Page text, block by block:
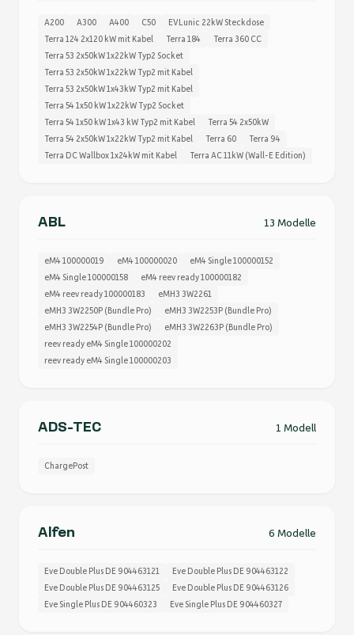
A200 A300 A400 C50
EVLunic 22kW Steckdose
Terra 124 2x120 kW mit Kabel
Terra 184
Terra 360 CC
Terra 53 2x50kW 1x22kW Typ2 Socket
Terra 53 2x50kW 1x22kW Typ2 mit Kabel
Terra 53 2x50kW 1x43kW Typ2 mit Kabel
Terra 54 1x50 kW 1x22kW Typ2 Socket
Terra 54 1x50 kW 1x43 kW Typ2 mit Kabel
Terra 54 2x50kW
Terra 54 2x50kW 1x22kW Typ2 mit Kabel
Terra 60
Terra 94
Terra DC Wallbox 1x24kW mit Kabel
Terra AC 11kW (Wall-E Edition)
ABL 13 Modelle
eM4 100000019 eM4 100000020
eM4 Single 100000152
eM4 Single 100000158
eM4 reev ready 100000182
eM4 reev ready 100000183
eMH3 3W2261
eMH3 3W2250P (Bundle Pro)
eMH3 3W2253P (Bundle Pro)
eMH3 3W2254P (Bundle Pro)
eMH3 3W2263P (Bundle Pro)
reev ready eM4 Single 100000202
reev ready eM4 Single 100000203
ADS-TEC 1 Modell
ChargePost
Alfen 6 Modelle
Eve Double Plus DE 904463121
Eve Double Plus DE 904463122
Eve Double Plus DE 904463125
Eve Double Plus DE 904463126
Eve Single Plus DE 904460323
Eve Single Plus DE 904460327